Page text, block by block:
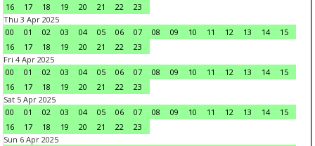
16
17 18 19 20 21 22
23
Thu 3 Apr 2025
00
01 02 03 04 05 06 07 08 09 10 11 12 13 14
15
16
17 18 19 20 21 22
23
Fri 4 Apr 2025
00
01 02 03 04 05 06 07 08 09 10 11 12 13 14
15
16
17 18 19 20 21 22
23
Sat 5 Apr 2025
00
01 02 03 04 05 06 07 08 09 10 11 12 13 14
15
16
17 18 19 20 21 22
23
Sun 6 Apr 2025